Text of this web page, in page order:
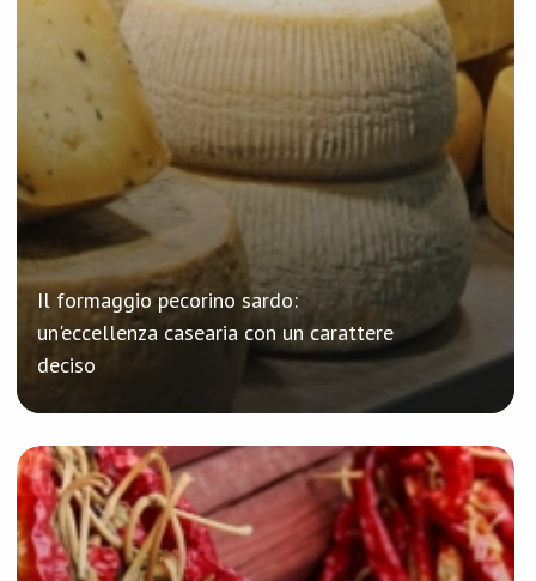
Il formaggio pecorino sardo:
un'eccellenza casearia con un carattere
deciso